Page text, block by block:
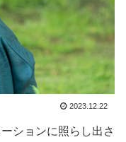
2023.12.22
ションに照らし出さ